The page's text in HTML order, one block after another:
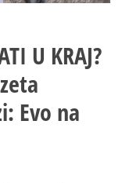
U KRAJ?
Evo na